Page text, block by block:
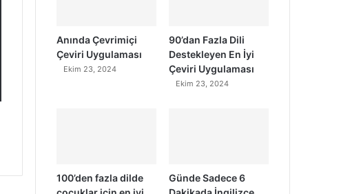
Anında Çevrimiçi
Çeviri Uygulaması
Ekim 23, 2024
90’dan Fazla Dili
Destekleyen En İyi
Çeviri Uygulaması
Ekim 23, 2024
100’den fazla dilde
Günde Sadece 6